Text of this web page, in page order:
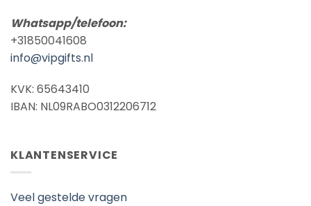
Whatsapp/telefoon:
+31850041608
info@vipgifts.nl
KVK: 65643410
IBAN: NL09RABO0312206712
KLANTENSERVICE
Veel gestelde vragen